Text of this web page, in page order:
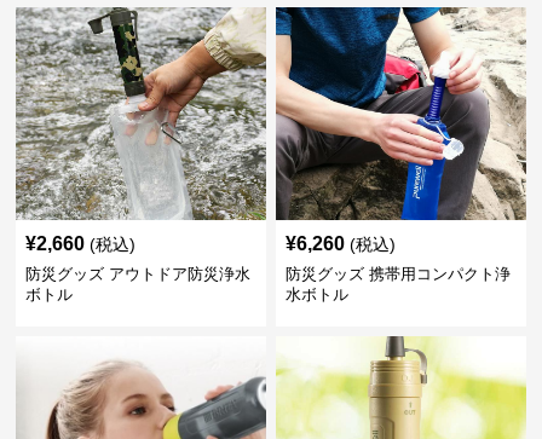
¥2,660 (税込)
防災グッズ アウトドア防災浄水
ボトル
¥6,260 (税込)
防災グッズ 携帯用コンパクト浄
水ボトル